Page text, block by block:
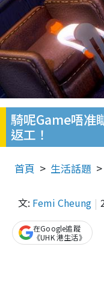
騎呢Game唔准
返工！
首頁 生活話題
文: Femi Cheung
在Google追蹤
《UHK 港生活》